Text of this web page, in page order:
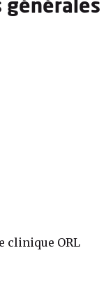
générales
clinique ORL